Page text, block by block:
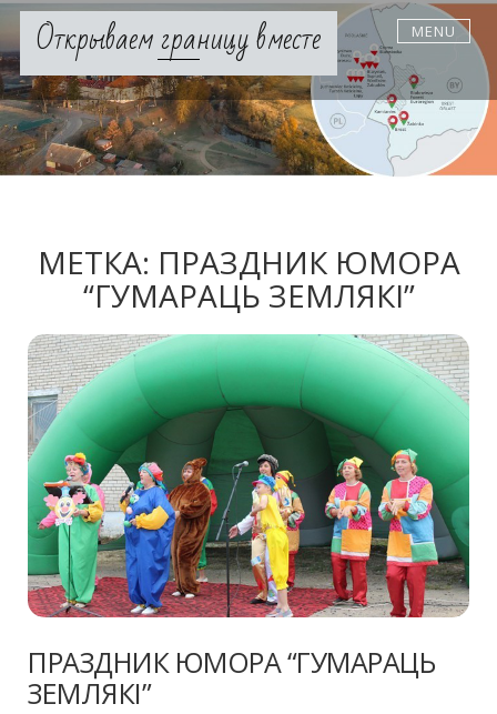
Skip
contentОткрываем границу вместе MENU
МЕТКА: ПРАЗДНИК ЮМОРА
“ГУМАРАЦЬ ЗЕМЛЯКI”
ПРАЗДНИК ЮМОРА “ГУМАРАЦЬ
ЗЕМЛЯКI”